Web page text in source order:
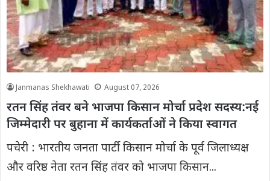
Janmanas Shekhawati August 07, 2026
रतन सिंह तंवर बने भाजपा किसान मोर्चा प्रदेश सदस्य:नई
जिम्मेदारी पर बुहाना में कार्यकर्ताओं ने किया स्वागत
पचेरी : भारतीय जनता पार्टी किसान मोर्चा के पूर्व जिलाध्यक्ष
और वरिष्ठ नेता रतन सिंह तंवर को भाजपा किसान...